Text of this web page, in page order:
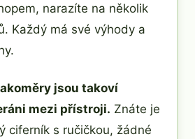
narazíte na několik
Každý má své výhody a
jsou takoví
mezi přístroji. Znáte je
ciferník s ručičkou, žádné